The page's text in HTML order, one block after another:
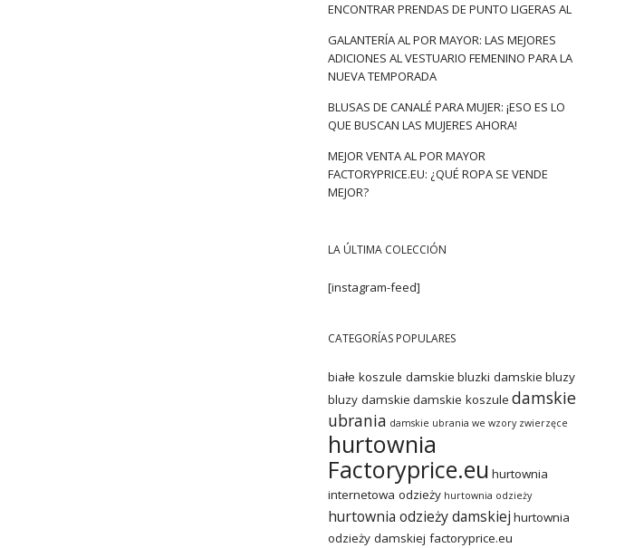
ENCONTRAR PRENDAS DE PUNTO LIGERAS AL
GALANTERÍA AL POR MAYOR: LAS MEJORES
ADICIONES AL VESTUARIO FEMENINO PARA LA
NUEVA TEMPORADA
BLUSAS DE CANALÉ PARA MUJER: ¡ESO ES LO
QUE BUSCAN LAS MUJERES AHORA!
MEJOR VENTA AL POR MAYOR
FACTORYPRICE.EU: ¿QUÉ ROPA SE VENDE
MEJOR?
LA ÚLTIMA COLECCIÓN
[instagram-feed]
CATEGORÍAS POPULARES
białe koszule damskie bluzki damskie bluzy
bluzy damskie damskie koszule damskie
ubrania damskie ubrania we wzory zwierzęce
hurtownia
Factoryprice.eu hurtownia
internetowa odzieży hurtownia odzieży
hurtownia odzieży damskiej hurtownia
odzieży damskiej factoryprice.eu